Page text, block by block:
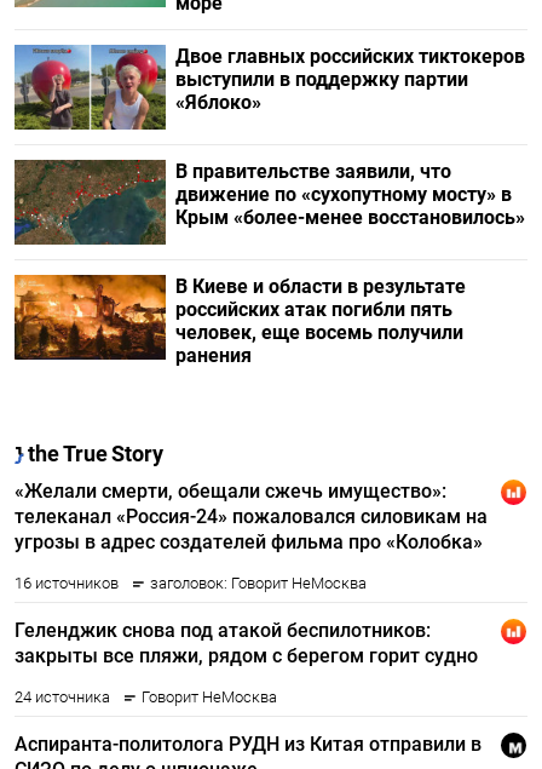
Двое главных российских тиктокеров
выступили в поддержку партии
«Яблоко»
В правительстве заявили, что
движение по «сухопутному мосту» в
Крым «более-менее восстановилось»
В Киеве и области в результате
российских атак погибли пять
человек, еще восемь получили
ранения